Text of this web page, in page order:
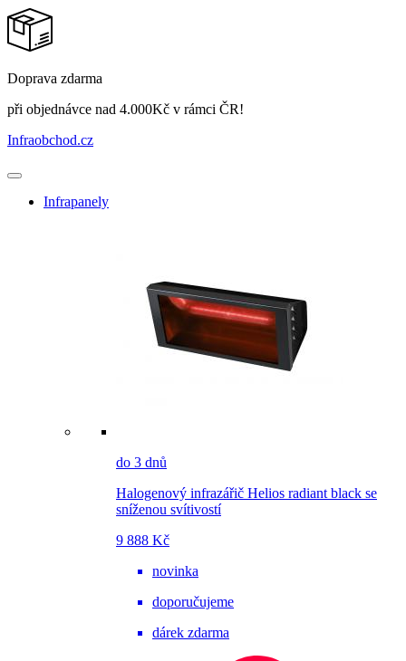
Doprava zdarma
při objednávce nad 4.000Kč v rámci ČR!
Infraobchod.cz
Infrapanely
do 3 dnů
Halogenový infrazářič Helios radiant black se
sníženou svítivostí
9 888 Kč
novinka
doporučujeme
dárek zdarma